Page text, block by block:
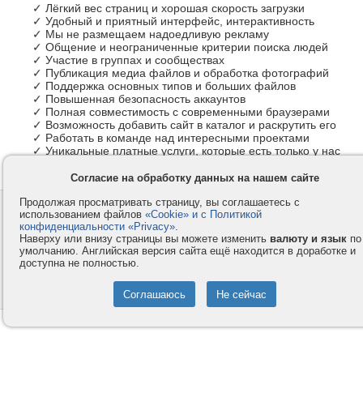
✓ Лёгкий вес страниц и хорошая скорость загрузки
✓ Удобный и приятный интерфейс, интерактивность
✓ Мы не размещаем надоедливую рекламу
✓ Общение и неограниченные критерии поиска людей
✓ Участие в группах и сообществах
✓ Публикация медиа файлов и обработка фотографий
✓ Поддержка основных типов и больших файлов
✓ Повышенная безопасность аккаунтов
✓ Полная совместимость с современными браузерами
✓ Возможность добавить сайт в каталог и раскрутить его
✓ Работать в команде над интересными проектами
✓ Уникальные платные услуги, которые есть только у нас
Контакты
Компания
Privacy и Cookie
Услуги
Как оплатить
Помощь
© 2008-2026
- Все права защищены.
Согласие на обработку данных на нашем сайте
Продолжая просматривать страницу, вы соглашаетесь с
использованием файлов «Cookie» и с Политикой
конфиденциальности «Privacy».
Наверху или внизу страницы вы можете изменить валюту и язык по
умолчанию. Английская версия сайта ещё находится в доработке и
доступна не полностью.